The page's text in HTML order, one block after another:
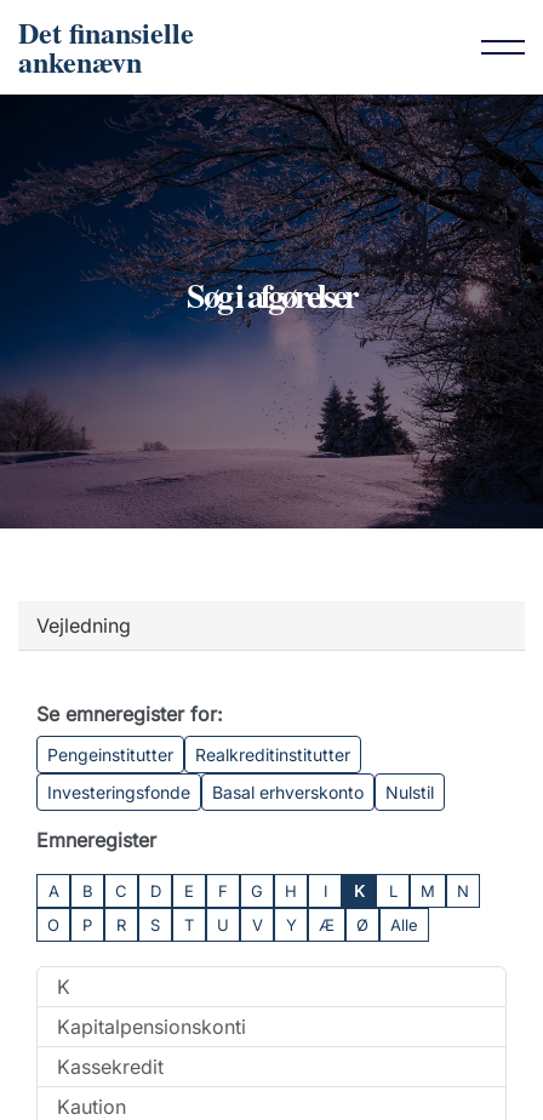
Det finansielle
ankenævn
Søg i afgørelser
Vejledning
Se emneregister for:
Pengeinstitutter
Realkreditinstitutter
Investeringsfonde
Basal erhverskonto Nulstil
Emneregister
A B C D E F G H I K L M
N
O
P R S T U V Y Æ Ø Alle
K
Kapitalpensionskonti
Kassekredit
Kaution